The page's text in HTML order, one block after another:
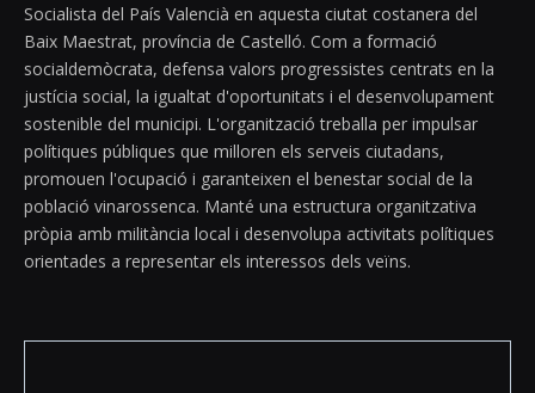
Socialista del País Valencià en aquesta ciutat costanera del
Baix Maestrat, província de Castelló. Com a formació
socialdemòcrata, defensa valors progressistes centrats en la
justícia social, la igualtat d'oportunitats i el desenvolupament
sostenible del municipi. L'organització treballa per impulsar
polítiques públiques que milloren els serveis ciutadans,
promouen l'ocupació i garanteixen el benestar social de la
població vinarossenca. Manté una estructura organitzativa
pròpia amb militància local i desenvolupa activitats polítiques
orientades a representar els interessos dels veïns.